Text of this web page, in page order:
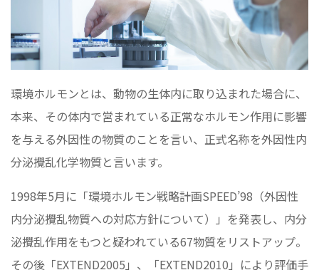
環境ホルモンとは、動物の生体内に取り込まれた場合に、
本来、その体内で営まれている正常なホルモン作用に影響
を与える外因性の物質のことを言い、正式名称を外因性内
分泌攪乱化学物質と言います。
1998年5月に「環境ホルモン戦略計画SPEED’98（外因性
内分泌攪乱物質への対応方針について）」を発表し、内分
泌攪乱作用をもつと疑われている67物質をリストアップ。
その後「EXTEND2005」、「EXTEND2010」により評価手